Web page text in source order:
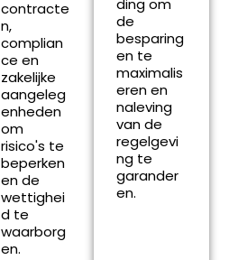
contracte
n,
complian
ce en
zakelijke
aangeleg
enheden
om
risico's te
beperken
en de
wettighei
d te
waarborg
en.
ding om
de
besparing
en te
maximalis
eren en
naleving
van de
regelgevi
ng te
garander
en.